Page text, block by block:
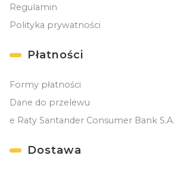
Regulamin
Polityka prywatności
Płatności
Formy płatności
Dane do przelewu
e Raty Santander Consumer Bank S.A.
Dostawa